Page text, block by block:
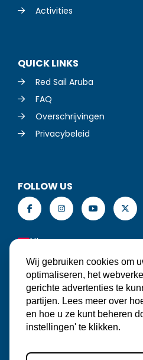
Activities
QUICK LINKS
Red Sail Aruba
FAQ
Overschrijvingen
Privacybeleid
FOLLOW US
NL
MAAK EEN
Wij gebruiken cookies om
optimaliseren, het
gerichte advertenties te
partijen. Lees meer over
en hoe u ze kunt beheren
instellingen' te klikken.